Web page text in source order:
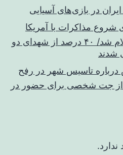
در بازی‌های آسیایی
شروع مذاکرات با آمریکا
آمار دقیق شهدای جنگ اعلام شد/ ۴۰ درصد از شهدای دو
شدند
درباره تاسیس شهر در رفح
از جت شخصی برای حضور در